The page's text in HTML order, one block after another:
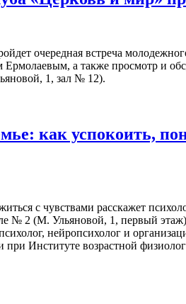
очередная встреча
Ермолаевым, а также просмотр и
1, зал № 12).
как успокоить,
№ 2 (М. Ульяновой, 1, первый
нейропсихолог и
при Институте возрастной